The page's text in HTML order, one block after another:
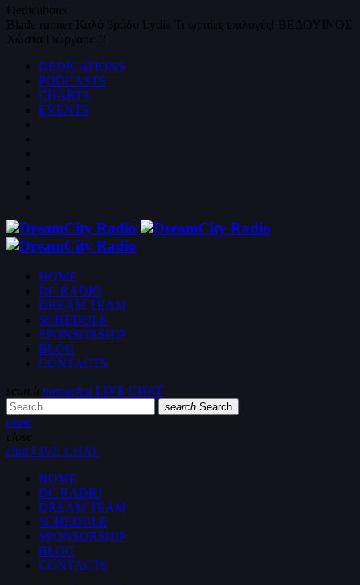
Dedications
Blade runner Καλό βράδυ Lydia Τι ωραίες επιλογές! ΒΕΔΟΥΙΝΟΣ
Χώστα Γιώργαρε !!
DEDICATIONS
PODCASTS
CHARTS
EVENTS
HOME
DC RADIO
DREAM TEAM
SCHEDULE
SPONSORSHIP
BLOG
CONTACTS
search menuchatLIVE CHAT
search Search
close
close
chatLIVE CHAT
HOME
DC RADIO
DREAM TEAM
SCHEDULE
SPONSORSHIP
BLOG
CONTACTS